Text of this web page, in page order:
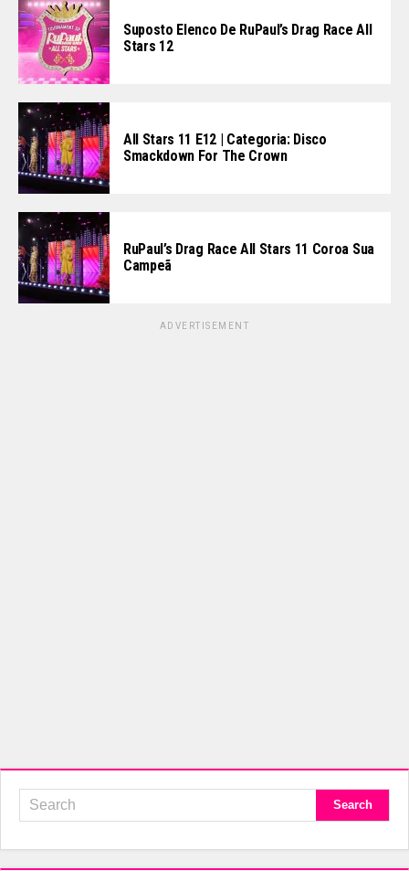
Suposto Elenco De RuPaul’s Drag Race All
Stars 12
All Stars 11 E12 | Categoria: Disco
Smackdown For The Crown
RuPaul’s Drag Race All Stars 11 Coroa Sua
Campeã
ADVERTISEMENT